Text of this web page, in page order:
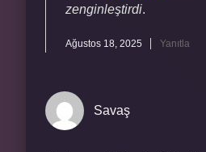
zenginleştirdi.
Ağustos 18, 2025 Yanıtla
Savaş